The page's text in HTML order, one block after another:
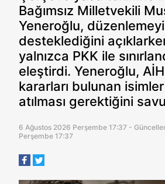
Bağımsız Milletvekili
Yeneroğlu, düzenlemeyi
desteklediğini
yalnızca PKK ile
eleştirdi. Yeneroğlu,
kararları bulunan
atılması gerektiğini
6 Ağustos 2026 Perşembe 17:37 -
Perşembe 17:37